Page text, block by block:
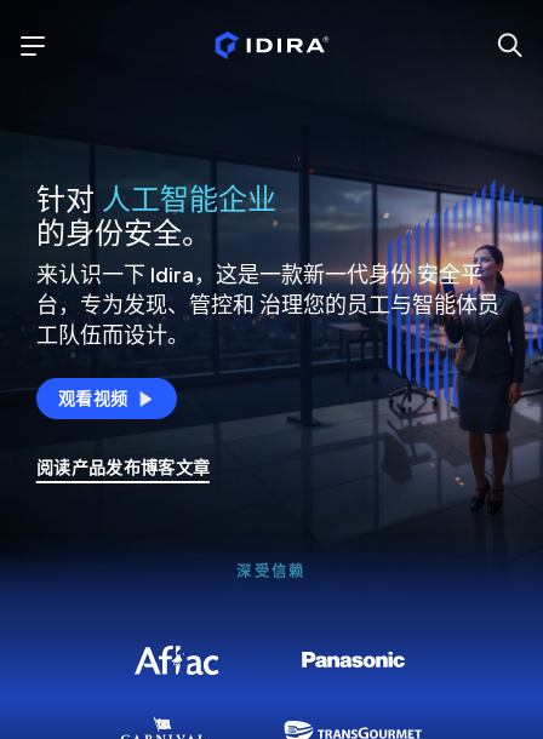
针对 人工智能企业
的身份安全。
来认识一下 Idira，这是一款新一代身份安全平
台，专为发现、管控和 治理您的员工与智能体员
工队伍而设计。
观看视频
阅读产品发布博客文章
深受信赖